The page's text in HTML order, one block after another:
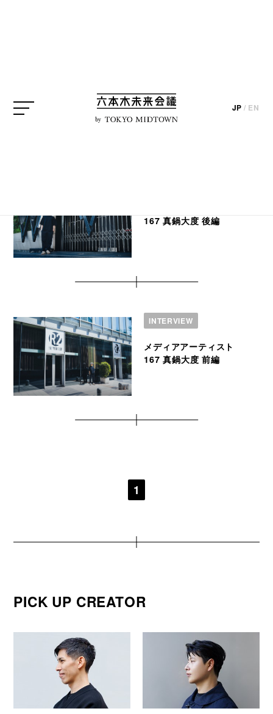
by
JP / EN
検索結果
167 真鍋大度 後編
INTERVIEW
メディアアーティスト
167 真鍋大度 前編
1
PICK UP CREATOR